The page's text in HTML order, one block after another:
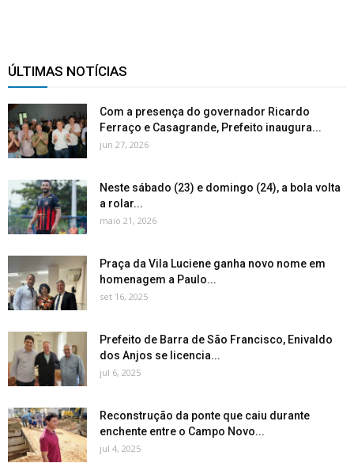
ÚLTIMAS NOTÍCIAS
Com a presença do governador Ricardo
Ferraço e Casagrande, Prefeito inaugura...
jun 27, 2026
Neste sábado (23) e domingo (24), a bola volta
a rolar...
maio 21, 2026
Praça da Vila Luciene ganha novo nome em
homenagem a Paulo...
set 16, 2025
Prefeito de Barra de São Francisco, Enivaldo
dos Anjos se licencia...
jul 6, 2025
Reconstrução da ponte que caiu durante
enchente entre o Campo Novo...
jul 4, 2025